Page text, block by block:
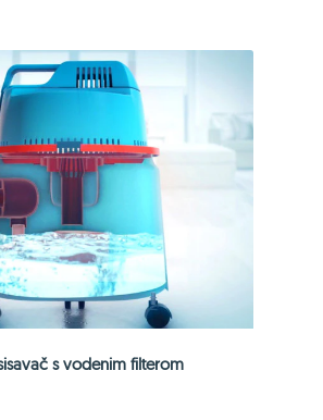
s vodenim filterom